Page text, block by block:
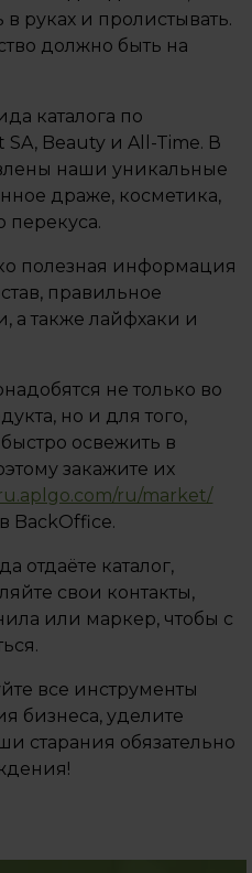
руках и пролистывать.
должно быть на
каталога по
Beauty и All-Time. В
наши уникальные
драже, косметика,
перекуса.
полезная информация
правильное
а также лайфхаки и
не только во
но и для того,
освежить в
закажите их
ru/market/
BackOffice.
отдаёте каталог,
свои контакты,
или маркер, чтобы с
все инструменты
бизнеса, уделите
старания обязательно